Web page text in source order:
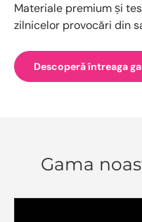
Materiale premium și
zilnicelor provocări din
Descoperă întreaga
Gama